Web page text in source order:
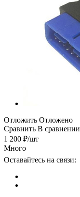
Отложить Отложено
Сравнить В сравнении
1 200 ₽/шт
Много
Оставайтесь на связи: